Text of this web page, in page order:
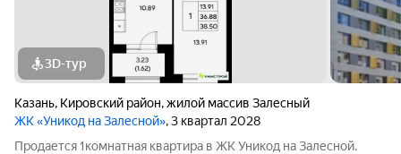
3D-тур
Казань, Кировский район,жилой массив Залесный
ЖК «Уникод на Залесной», 3 квартал 2028
Продается 1комнатная квартира в ЖК Уникод на Залесной.